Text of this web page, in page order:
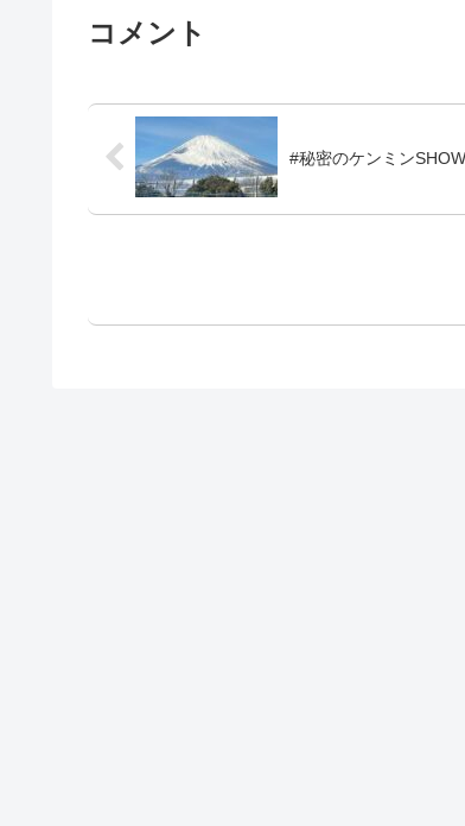
コメント
#秘密のケンミン